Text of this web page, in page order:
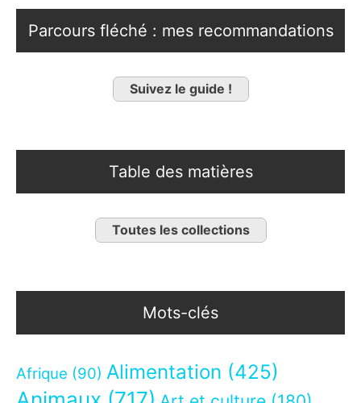
Parcours fléché : mes recommandations
Suivez le guide !
Table des matières
Toutes les collections
Mots-clés
Afrique (90) Alimentation (425)